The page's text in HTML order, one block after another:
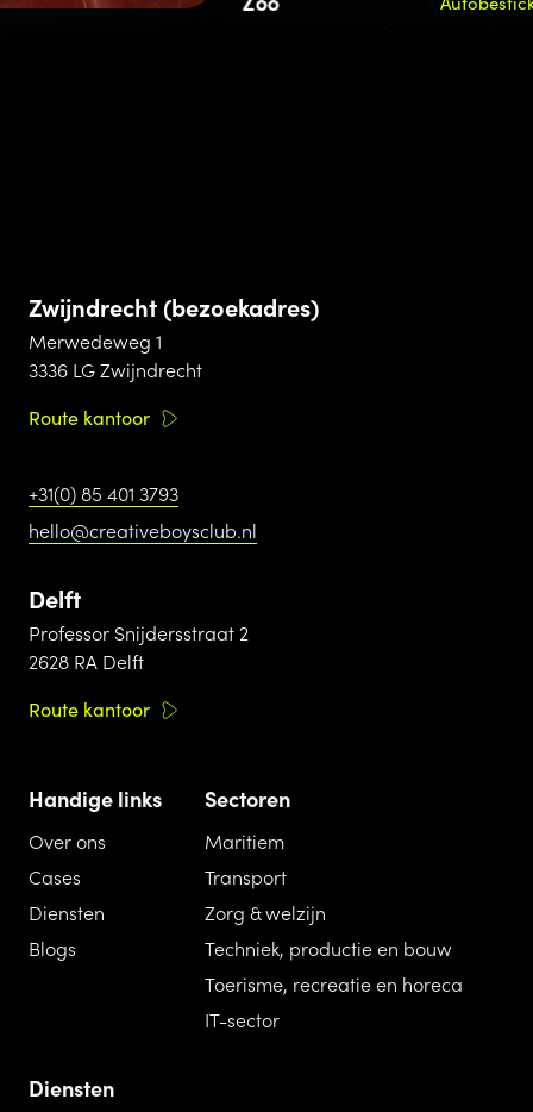
Zwijndrecht (bezoekadres)
Merwedeweg 1
3336 LG Zwijndrecht
Route kantoor
+31(0) 85 401 3793
hello@creativeboysclub.nl
Delft
Professor Snijdersstraat 2
2628 RA Delft
Route kantoor
Handige links
Over ons
Cases
Diensten
Blogs
Sectoren
Maritiem
Transport
Zorg & welzijn
Techniek, productie en bouw
Toerisme, recreatie en horeca
IT-sector
Diensten